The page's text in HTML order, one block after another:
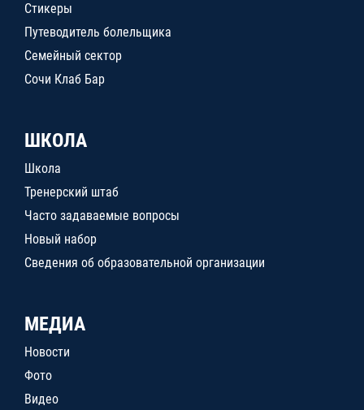
Стикеры
Путеводитель болельщика
Семейный сектор
Сочи Клаб Бар
ШКОЛА
Школа
Тренерский штаб
Часто задаваемые вопросы
Новый набор
Сведения об образовательной организации
МЕДИА
Новости
Фото
Видео